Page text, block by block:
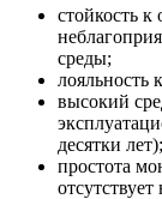
стойкость
среды;
лояльность
высокий
десятки лет);
простота